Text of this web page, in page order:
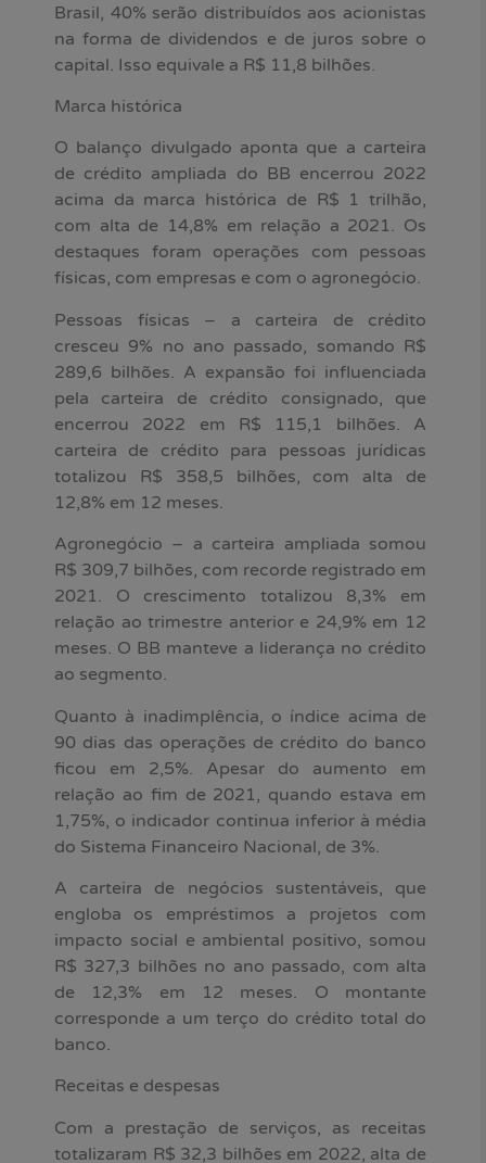
Brasil, 40% serão distribuídos aos acionistas
na forma de dividendos e de juros sobre o
capital. Isso equivale a R$ 11,8 bilhões.
Marca histórica
O balanço divulgado aponta que a carteira
de crédito ampliada do BB encerrou 2022
acima da marca histórica de R$ 1 trilhão,
com alta de 14,8% em relação a 2021. Os
destaques foram operações com pessoas
físicas, com empresas e com o agronegócio.
Pessoas físicas – a carteira de crédito
cresceu 9% no ano passado, somando R$
289,6 bilhões. A expansão foi influenciada
pela carteira de crédito consignado, que
encerrou 2022 em R$ 115,1 bilhões. A
carteira de crédito para pessoas jurídicas
totalizou R$ 358,5 bilhões, com alta de
12,8% em 12 meses.
Agronegócio – a carteira ampliada somou
R$ 309,7 bilhões, com recorde registrado em
2021. O crescimento totalizou 8,3% em
relação ao trimestre anterior e 24,9% em 12
meses. O BB manteve a liderança no crédito
ao segmento.
Quanto à inadimplência, o índice acima de
90 dias das operações de crédito do banco
ficou em 2,5%. Apesar do aumento em
relação ao fim de 2021, quando estava em
1,75%, o indicador continua inferior à média
do Sistema Financeiro Nacional, de 3%.
A carteira de negócios sustentáveis, que
engloba os empréstimos a projetos com
impacto social e ambiental positivo, somou
R$ 327,3 bilhões no ano passado, com alta
de 12,3% em 12 meses. O montante
corresponde a um terço do crédito total do
banco.
Receitas e despesas
Com a prestação de serviços, as receitas
totalizaram R$ 32,3 bilhões em 2022, alta de